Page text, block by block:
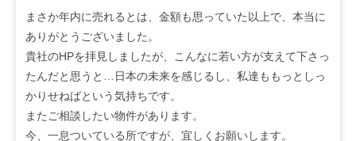
まさか年内に売れるとは、金額も思っていた以上で、本当に
ありがとうございました。
貴社のHPを拝見しましたが、こんなに若い方が支えて下さっ
たんだと思うと…日本の未来を感じるし、私達ももっとしっ
かりせねばという気持ちです。
またご相談したい物件があります。
今、一息ついている所ですが、宜しくお願いします。